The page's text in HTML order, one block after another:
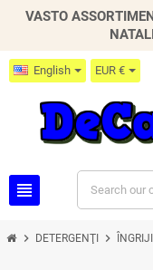
VASTO
English EUR €
view_headline
chevron_right DETERGENŢI chevron_right